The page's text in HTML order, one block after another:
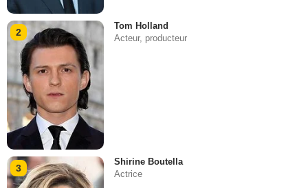
2
Tom Holland
Acteur, producteur
3
Shirine Boutella
Actrice